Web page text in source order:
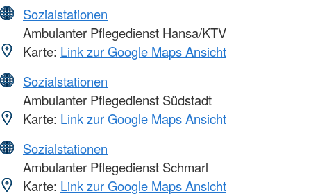
Sozialstationen
Ambulanter Pflegedienst Hansa/KTV
Karte: Link zur Google Maps Ansicht
Sozialstationen
Ambulanter Pflegedienst Südstadt
Karte: Link zur Google Maps Ansicht
Sozialstationen
Ambulanter Pflegedienst Schmarl
Karte: Link zur Google Maps Ansicht